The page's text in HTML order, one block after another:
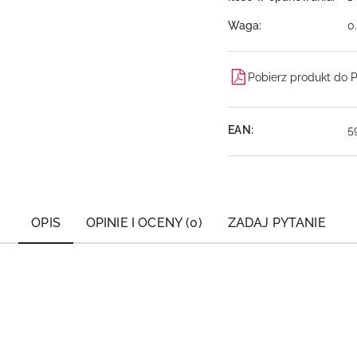
Waga:
Pobierz produkt do
EAN:
OPIS OPINIE I OCENY (0) ZADAJ PYTANIE